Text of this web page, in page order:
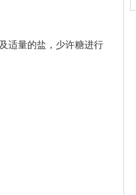
适量的盐，少许糖进行